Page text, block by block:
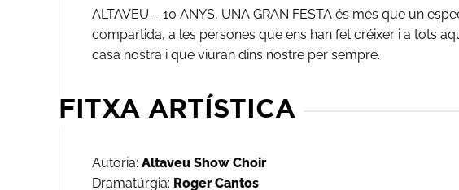
ALTAVEU – 10 ANYS, UNA GRAN FESTA és més que un
compartida, a les persones que ens han fet créixer i a tots
casa nostra i que viuran dins nostre per sempre.
FITXA ARTÍSTICA
Autoria: Altaveu Show Choir
Dramatúrgia: Roger Cantos